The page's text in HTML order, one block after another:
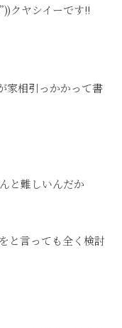
クヤシイーです!!
家相引っかかって書
と難しいんだか
と言っても全く検討